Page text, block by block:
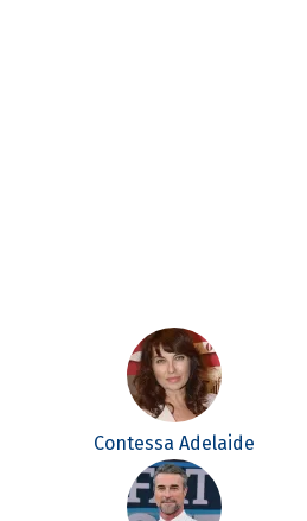
Contessa Adelaide